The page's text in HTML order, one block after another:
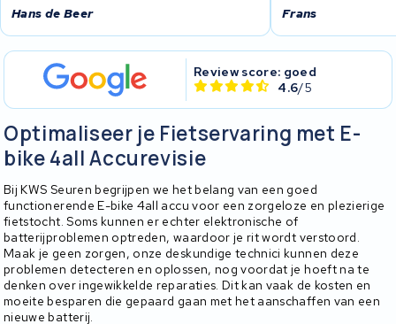
Hans de Beer
Frans
Review score: goed
4.6/5
Optimaliseer je Fietservaring met E-
bike 4all Accurevisie
Bij KWS Seuren begrijpen we het belang van een goed
functionerende E-bike 4all accu voor een zorgeloze en plezierige
fietstocht. Soms kunnen er echter elektronische of
batterijproblemen optreden, waardoor je rit wordt verstoord.
Maak je geen zorgen, onze deskundige technici kunnen deze
problemen detecteren en oplossen, nog voordat je hoeft na te
denken over ingewikkelde reparaties. Dit kan vaak de kosten en
moeite besparen die gepaard gaan met het aanschaffen van een
nieuwe batterij.